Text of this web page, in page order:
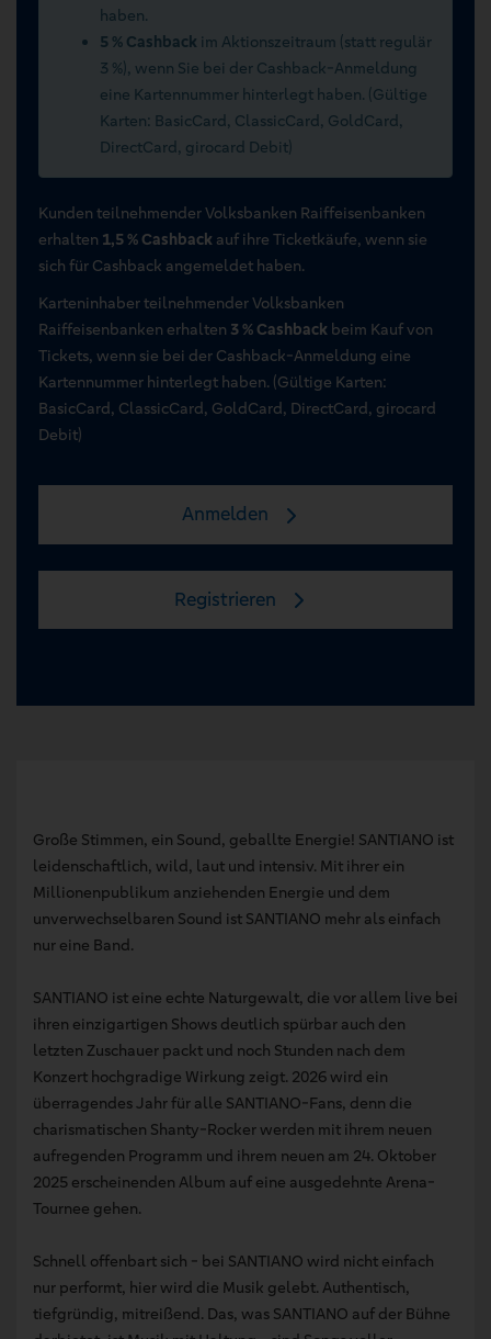
haben.
5 % Cashback im Aktionszeitraum (statt regulär
3 %), wenn Sie bei der Cashback-Anmeldung
eine Kartennummer hinterlegt haben. (Gültige
Karten: BasicCard, ClassicCard, GoldCard,
DirectCard, girocard Debit)
Kunden teilnehmender Volksbanken Raiffeisenbanken
erhalten 1,5 % Cashback auf ihre Ticketkäufe, wenn sie
sich für Cashback angemeldet haben.
Karteninhaber teilnehmender Volksbanken
Raiffeisenbanken erhalten 3 % Cashback beim Kauf von
Tickets, wenn sie bei der Cashback-Anmeldung eine
Kartennummer hinterlegt haben. (Gültige Karten:
BasicCard, ClassicCard, GoldCard, DirectCard, girocard
Debit)
Anmelden
Registrieren
Große Stimmen, ein Sound, geballte Energie! SANTIANO ist
leidenschaftlich, wild, laut und intensiv. Mit ihrer ein
Millionenpublikum anziehenden Energie und dem
unverwechselbaren Sound ist SANTIANO mehr als einfach
nur eine Band.
SANTIANO ist eine echte Naturgewalt, die vor allem live bei
ihren einzigartigen Shows deutlich spürbar auch den
letzten Zuschauer packt und noch Stunden nach dem
Konzert hochgradige Wirkung zeigt. 2026 wird ein
überragendes Jahr für alle SANTIANO-Fans, denn die
charismatischen Shanty-Rocker werden mit ihrem neuen
aufregenden Programm und ihrem neuen am 24. Oktober
2025 erscheinenden Album auf eine ausgedehnte Arena-
Tournee gehen.
Schnell offenbart sich - bei SANTIANO wird nicht einfach
nur performt, hier wird die Musik gelebt. Authentisch,
tiefgründig, mitreißend. Das, was SANTIANO auf der Bühne